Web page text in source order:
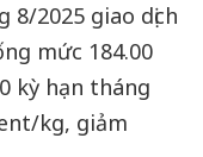
8/2025 giao dịch
mức 184.00
kỳ hạn tháng
kg, giảm